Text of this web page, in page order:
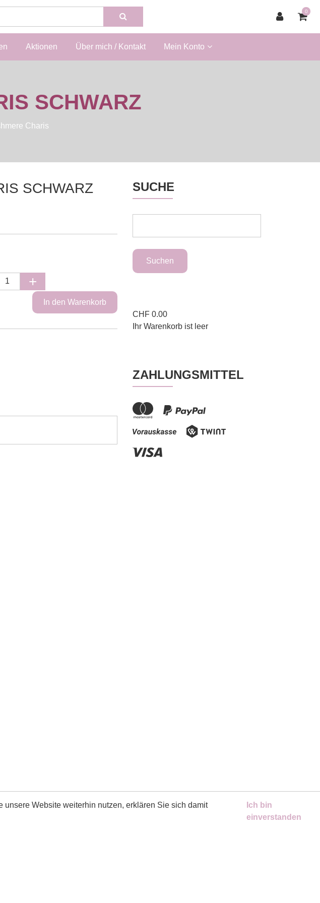
0
Aktionen Über mich / Kontakt Mein Konto
SCHWARZ
Charis
SCHWARZ SUCHE
CHF 0.00
Ihr Warenkorb ist leer
ZAHLUNGSMITTEL
Website weiterhin nutzen, erklären Sie sich damit
Ich bin
einverstanden